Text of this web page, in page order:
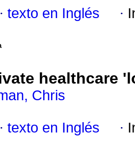
· texto en Inglés ·
healthcare
Chris
· texto en Inglés ·